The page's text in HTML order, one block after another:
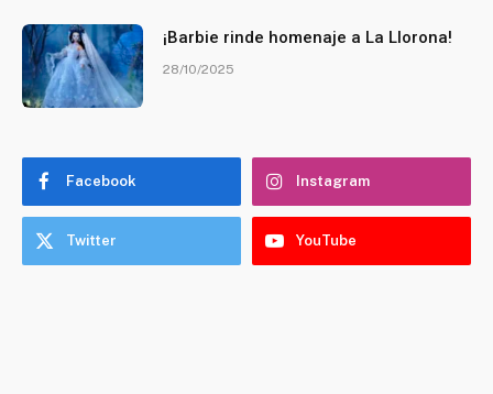
¡Barbie rinde homenaje a La Llorona!
28/10/2025
Facebook Instagram
Twitter YouTube